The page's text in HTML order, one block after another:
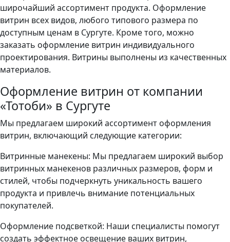
широчайший ассортимент продукта. Оформление
витрин всех видов, любого типового размера по
доступным ценам в Сургуте. Кроме того, можно
заказать оформление витрин индивидуального
проектирования. Витрины выполнены из качественных
материалов.
Оформление витрин от компании
«Тотоби» в Сургуте
Мы предлагаем широкий ассортимент оформления
витрин, включающий следующие категории:
Витринные манекены: Мы предлагаем широкий выбор
витринных манекенов различных размеров, форм и
стилей, чтобы подчеркнуть уникальность вашего
продукта и привлечь внимание потенциальных
покупателей.
Оформление подсветкой: Наши специалисты помогут
создать эффектное освещение ваших витрин,